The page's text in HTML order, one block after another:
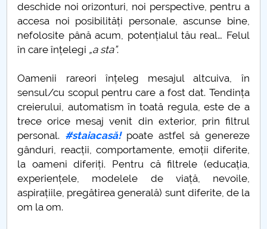
Educația online
Când „a fost odată” devine „se-ntâmplă acum”
„Ciuma Antonină”
Ciuma lui Justinian
Epidemia de la Atena
Ciuma din vremea lui Caragea Vodă
deschide noi orizonturi, noi perspective, pentru a
accesa noi posibilități personale, ascunse bine,
nefolosite până acum, potențialul tău real… Felul
în care înțelegi „a sta”.
Oamenii rareori înțeleg mesajul altcuiva, în
sensul/cu scopul pentru care a fost dat. Tendința
creierului, automatism în toată regula, este de a
trece orice mesaj venit din exterior, prin filtrul
personal. #staiacasă!poate astfel să genereze
gânduri, reacții, comportamente, emoții diferite,
la oameni diferiți. Pentru că filtrele (educația,
experiențele, modelele de viață, nevoile,
aspirațiile, pregătirea generală) sunt diferite, de la
om la om.